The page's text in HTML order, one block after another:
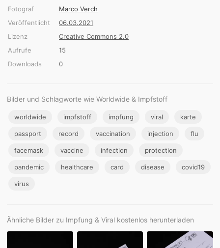
Fotograf
Marco Verch
Veröffentlicht
06.03.2021
Lizenz
Creative Commons 2.0
Aufrufe
15
Downloads
0
Bilder und Schlagworte wie Worldwide & Impfstoff
worldwide impfstoff impfung viral karte
passport record vaccination injection flu
facemask vaccine infection protection
pandemic healthcare card disease covid19
virus
Ähnliche Bilder zu Impfung & Viral kostenlos herunterladen